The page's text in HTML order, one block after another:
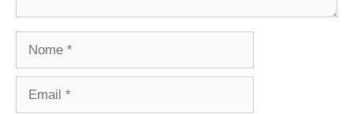
Nome
Email